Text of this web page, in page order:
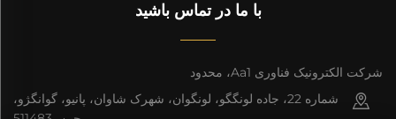
با ما در تماس باشید
شرکت الکترونیک فناوری Aa1، محدود
شماره 22، جاده لونگگو، لونگوان، شهرک شاوان، پانیو، گوانگژو،